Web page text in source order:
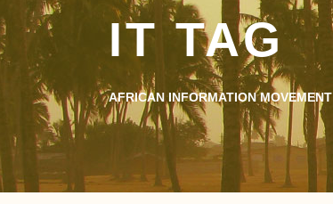
IT TAG
AFRICAN INFORMATION MOVEMENT